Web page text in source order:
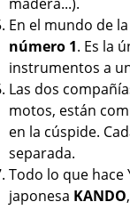
En el mundo de
número 1. Es la
instrumentos a
Las dos
motos, están
en la cúspide.
separada.
Todo lo que hace
japonesa KANDO